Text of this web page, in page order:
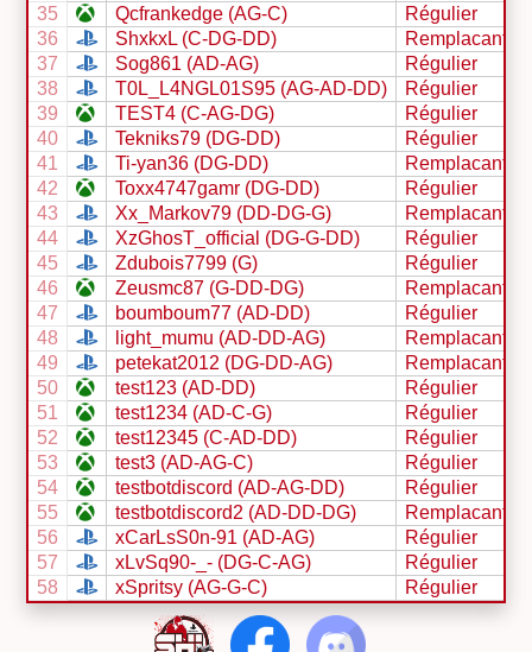
35
Qcfrankedge (AG-C)
Régulier
36
ShxkxL (C-DG-DD)
Remplacant
37
Sog861 (AD-AG)
Régulier
38
T0L_L4NGL01S95 (AG-AD-DD)
Régulier
39
TEST4 (C-AG-DG)
Régulier
40
Tekniks79 (DG-DD)
Régulier
41
Ti-yan36 (DG-DD)
Remplacant
42
Toxx4747gamr (DG-DD)
Régulier
43
Xx_Markov79 (DD-DG-G)
Remplacant
44
XzGhosT_official (DG-G-DD)
Régulier
45
Zdubois7799 (G)
Régulier
46
Zeusmc87 (G-DD-DG)
Remplacant
47
boumboum77 (AD-DD)
Régulier
48
light_mumu (AD-DD-AG)
Remplacant
49
petekat2012 (DG-DD-AG)
Remplacant
50
test123 (AD-DD)
Régulier
51
test1234 (AD-C-G)
Régulier
52
test12345 (C-AD-DD)
Régulier
53
test3 (AD-AG-C)
Régulier
54
testbotdiscord (AD-AG-DD)
Régulier
55
testbotdiscord2 (AD-DD-DG)
Remplacant
56
xCarLsS0n-91 (AD-AG)
Régulier
57
xLvSq90-_- (DG-C-AG)
Régulier
58
xSpritsy (AG-G-C) Régulier